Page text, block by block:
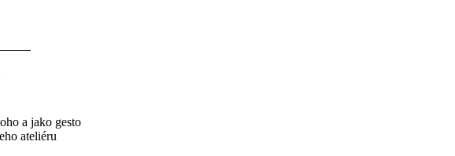
a jako gesto
ateliéru